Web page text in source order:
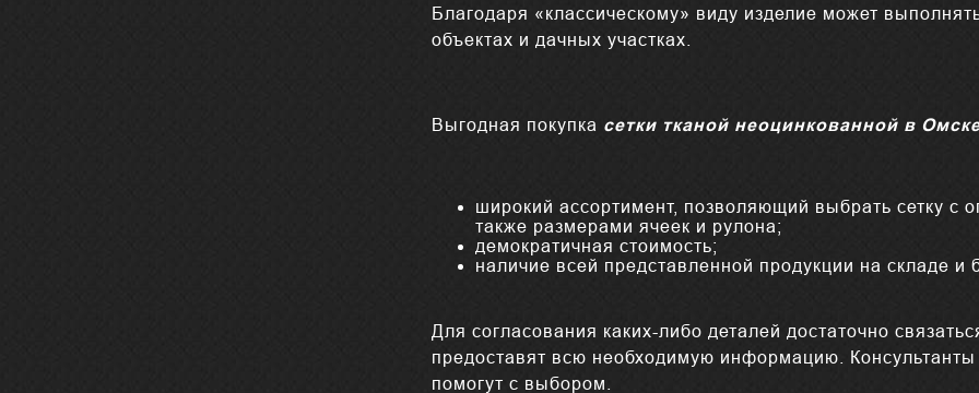
Благодаря «классическому» виду изделие может
объектах и дачных участках.
Выгодная покупка сетки тканой неоцинкованной в
широкий ассортимент, позволяющий выбрать сетку с
также размерами ячеек и рулона;
демократичная стоимость;
наличие всей представленной продукции на складе и
Для согласования каких-либо деталей достаточно
предоставят всю необходимую информацию.
помогут с выбором.